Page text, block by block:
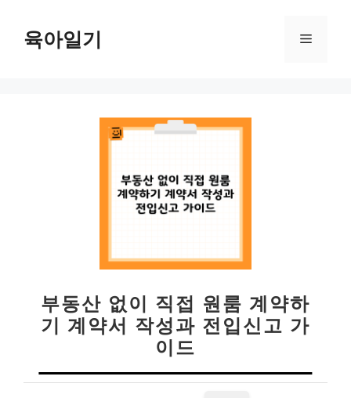
육아일기 메
부동산 없이 직접 원룸 계약하
기 계약서 작성과 전입신고 가
이드